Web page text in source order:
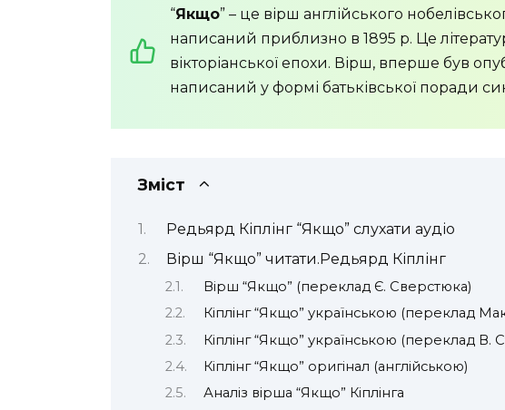
“Якщо” – це вірш англійського
написаний приблизно в 1895 р. Це
вікторіанської епохи. Вірш, вперше був
написаний у формі батьківської поради
Зміст
Редьярд Кіплінг “Якщо” слухати аудіо
Вірш “Якщо” читати.Редьярд Кіплінг
Вірш “Якщо” (переклад Є. Сверстюка)
Кіплінг “Якщо” українською (переклад
Кіплінг “Якщо” українською (переклад В.
Кіплінг “Якщо” оригінал (англійською)
Аналіз вірша “Якщо” Кіплінга